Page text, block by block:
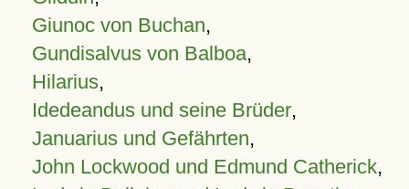
Giunoc von Buchan,
Gundisalvus von Balboa,
Hilarius,
Idedeandus und seine Brüder,
Januarius und Gefährten,
John Lockwood und Edmund Catherick,